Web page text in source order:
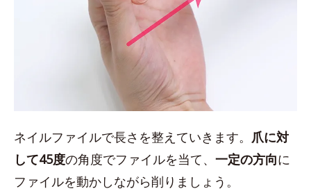
ネイルファイルで長さを整えていきます。 爪に対
して45度の角度でファイルを当て、 一定の方向に
ファイルを動かしながら削りましょう。